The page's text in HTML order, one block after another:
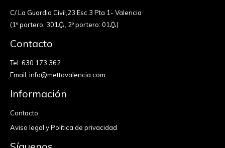
C/ La Guardia Civil,23 Esc.3 Pta 1- Valencia
(1º portero: 301
, 2º portero: 01 )
Contacto
Tel: 630 173 362
Email: info@mettavalencia.com
Información
Contacto
Aviso legal y Política de privacidad